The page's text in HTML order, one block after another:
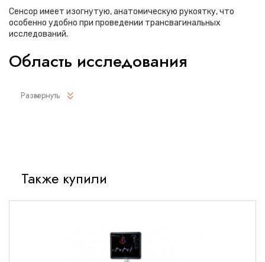
Сенсор имеет изогнутую, анатомическую рукоятку, что
особенно удобно при проведении трансвагинальных
исследований.
Область исследования
урология (предстательная железа).
Развернуть
Также купили